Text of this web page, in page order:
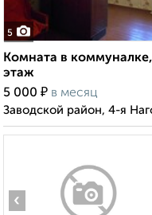
5
Комната в
этаж
5 000 ₽ в месяц
Заводской район, 4-я
‹